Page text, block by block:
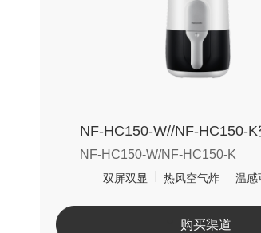
NF-HC150-W//NF-HC150-
NF-HC150-W/NF-HC150-K
双屏双显 热风空气炸 温感
购买渠道